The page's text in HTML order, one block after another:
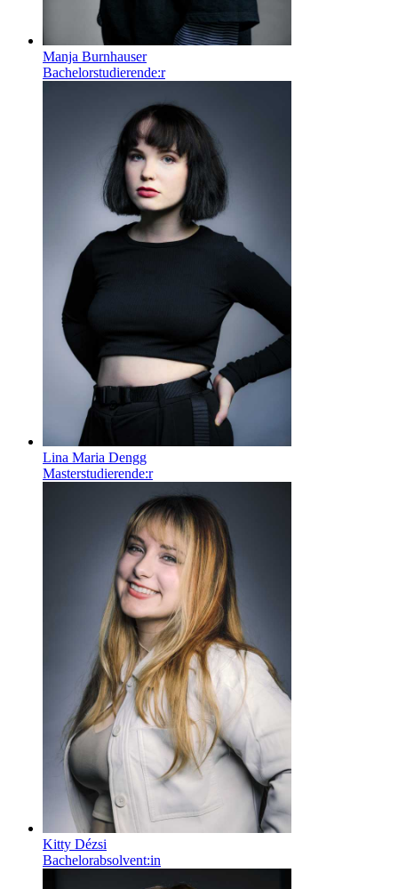
Manja Burnhauser
Bachelorstudierende:r
Lina Maria Dengg
Masterstudierende:r
Kitty Dézsi
Bachelorabsolvent:in